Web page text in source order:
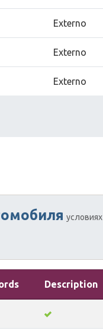
Externo
Externo
Externo
условиях
Description